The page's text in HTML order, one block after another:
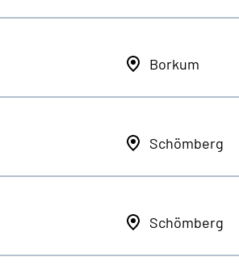
Borkum
Schömberg
Schömberg